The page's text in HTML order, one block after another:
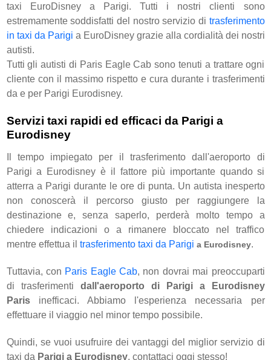
taxi EuroDisney a Parigi. Tutti i nostri clienti sono
estremamente soddisfatti del nostro servizio di trasferimento
in taxi da Parigi a EuroDisney grazie alla cordialità dei nostri
autisti.
Tutti gli autisti di Paris Eagle Cab sono tenuti a trattare ogni
cliente con il massimo rispetto e cura durante i trasferimenti
da e per Parigi Eurodisney.
Servizi taxi rapidi ed efficaci da Parigi a
Eurodisney
Il tempo impiegato per il trasferimento dall'aeroporto di
Parigi a Eurodisney è il fattore più importante quando si
atterra a Parigi durante le ore di punta. Un autista inesperto
non conoscerà il percorso giusto per raggiungere la
destinazione e, senza saperlo, perderà molto tempo a
chiedere indicazioni o a rimanere bloccato nel traffico
mentre effettua il trasferimento taxi da Parigi a Eurodisney.
Tuttavia, con Paris Eagle Cab, non dovrai mai preoccuparti
di trasferimenti dall'aeroporto di Parigi a Eurodisney
Parisinefficaci. Abbiamo l'esperienza necessaria per
effettuare il viaggio nel minor tempo possibile.
Quindi, se vuoi usufruire dei vantaggi del miglior servizio di
taxi da Parigi a Eurodisney, contattaci oggi stesso!